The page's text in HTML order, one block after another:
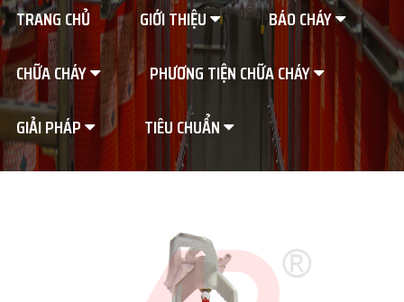
TRANG CHỦ GIỚI THIỆU
BÁO CHÁY
CHỮA CHÁY
PHƯƠNG TIỆN CHỮA CHÁY
GIẢI PHÁP
TIÊU CHUẨN